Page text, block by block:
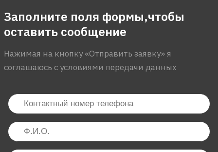
Заполните поля формы,чтобы
оставить сообщение
Нажимая на кнопку «Отправить заявку» я
соглашаюсь с условиями передачи данных